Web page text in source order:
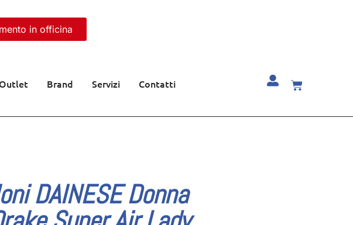
in officina
Outlet Brand Servizi Contatti
DAINESE Donna